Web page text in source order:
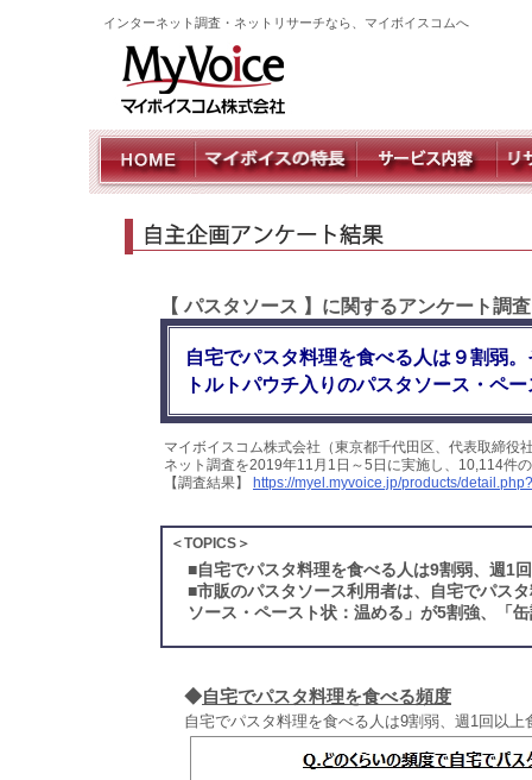
インターネット調査・ネットリサーチなら、マイボイスコムへ
【 パスタソース 】に関するアンケート調
自宅でパスタ料理を食べる人は９割弱
トルトパウチ入りのパスタソース・ペ
マイボイスコム株式会社（東京都千代田区、代表取締役
ネット調査を2019年11月1日～5日に実施し、10,114件
【調査結果】
https://myel.myvoice.jp/products/
＜TOPICS＞
■自宅でパスタ料理を食べる人は9割弱、週1
■市販のパスタソース利用者は、自宅でパス
ソース・ペースト状：温める」が5割強、「
◆自宅でパスタ料理を食べる頻度
自宅でパスタ料理を食べる人は9割弱、週1回以上